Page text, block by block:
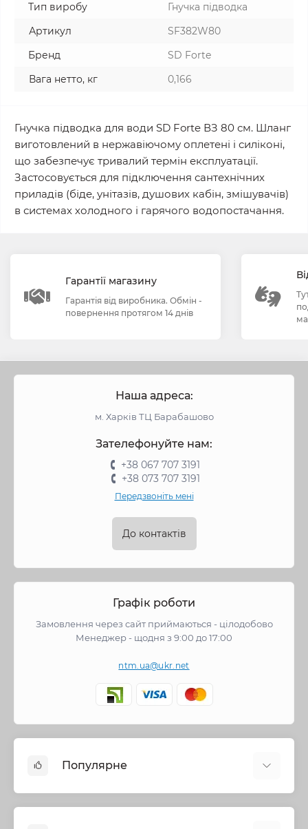
Тип виробу
Гнучка підводка
Артикул
SF382W80
Бренд
SD Forte
Вага нетто, кг
0,166
Гнучка підводка для води SD Forte ВЗ 80 см. Шланг
виготовлений в нержавіючому оплетені і силіконі,
що забезпечує тривалий термін експлуатації.
Застосовується для підключення сантехнічних
приладів (біде, унітазів, душових кабін, змішувачів)
в системах холодного і гарячого водопостачання.
Гарантії магазину
Гарантія від виробника. Обмін -
повернення протягом 14 днів
Наша адреса:
м. Харків ТЦ Барабашово
Зателефонуйте нам:
+38 067 707 3191
+38 073 707 3191
Передзвоніть мені
До контактів
Графік роботи
Замовлення через сайт приймаються - цілодобово
Менеджер - щодня з 9:00 до 17:00
ntm.ua@ukr.net
Популярне